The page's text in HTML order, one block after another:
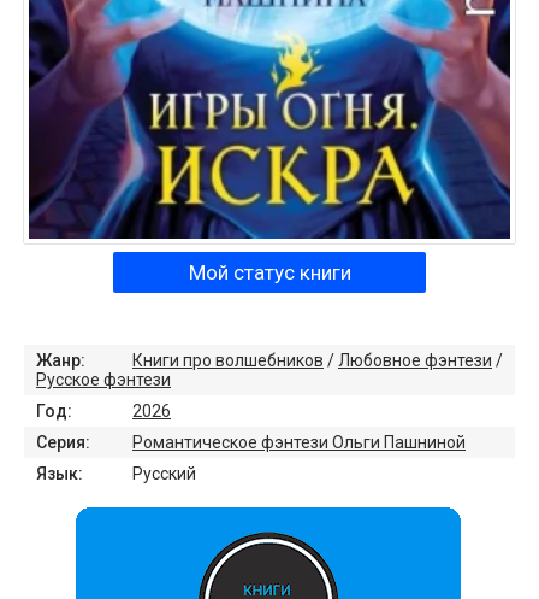
Мой статус книги
Жанр: Книги про волшебников / Любовное фэнтези /
Русское фэнтези
Год:
2026
Серия:
Романтическое фэнтези Ольги Пашниной
Язык:
Русский